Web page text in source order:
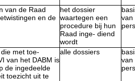
van de Raad
en de
het dossier
waartegen een
procedure bij hun
Raad inge- diend
wordt
van
met toe-
van het DABM is
de ingedeelde
toezicht uit te
alle dossiers
van